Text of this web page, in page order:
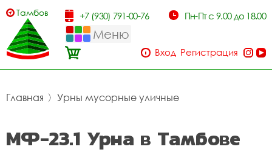
Тамбов +7 (930) 791-00-76 Пн-Пт с 9.00 до 18.00
Меню
Вход Регистрация
Главная 〉 Урны мусорные уличные
МФ-23.1 Урна в Тамбове